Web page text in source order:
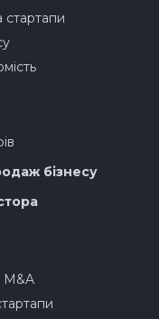
стартапи
бізнесу
M&A